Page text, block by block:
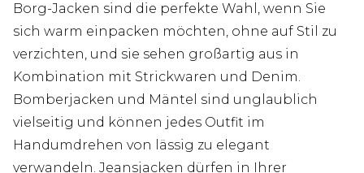
Borg-Jacken sind die perfekte Wahl, wenn Sie
sich warm einpacken möchten, ohne auf Stil zu
verzichten, und sie sehen großartig aus in
Kombination mit Strickwaren und Denim.
Bomberjacken und Mäntel sind unglaublich
vielseitig und können jedes Outfit im
Handumdrehen von lässig zu elegant
verwandeln. Jeansjacken dürfen in Ihrer